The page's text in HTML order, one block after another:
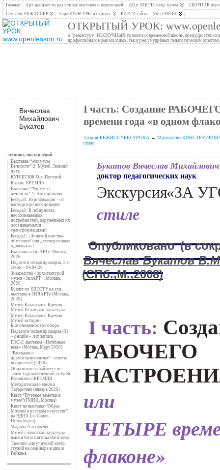
Главная Арт-дайджесты различных выставок и вернисажей ДО и ПОСЛЕ откр. урока
СБОРНИК
Сам себе РЕЖИССЁР
Парк КУЛЬТУРЫ и отдыха КАРТА сайта Узел СВЯЗИ
ОТКРЫТЫЙ УРОК:
о "режиссуре" НЕСКУЧНЫХ уроков в современной школе, премудростях
профессионалов (как молодых, так и уже умудрёных педагогическим опытом)
Вячеслав
Михайлович
Букатов
летопись поступлений
Выставка “Формулы
Вечности”:2: Музей. Зимний
путь
КУНШТЮК Оли Пеговой
Казань. КРЕМЛЬ
Выставка “Формулы
вечности”:1: Холодильник
Беседа3: Игрофикация – от
восторга до негодования
Беседа2: В лабиринтах
неосознаваемых
потребностей, окружённых их
осознаваемыми
трансформациями
Беседа1: «Золотой ключик»
обучения? или дегенеративная
«движуха»?
Выставка в ЗилАРТе, Москва
2026
Педагогическая прожарка, 3-й
сезон – 04.04.26
Знакомство с архитектурой
музея «ЗилАРТ». Москва,
2026
Буклет по КВЕСТУ на худ.
выставке в ЗИЛАРТе (Москва,
2026)
Музеи Казанского Кремля:
Музей Исламской культуры
Музеи Казанского Кремля:
Музей истории
Благовещенского собора
Педагогическая прожарка (3)
– онлайн – лит. запись
ГЭС-2: выставка «Нетёмные
века» (Москва, Март 2026)
“Расскажи о
драмогерменевтике”: ответы
нейросетей (2026)
Образовательный квест по
залам художественной галереи
Казанского КРЕМЛЯ
Методическая неделя в
Татарстане (январь 2026)
Квест “Путевые заметки в
музее”(ГМИИ, Москва)
Квест на выставке “Образ
Москвы в русском искусстве”
на ВДНХ (из Санкт-
Петербурга)
Усадьба Алтуфьево
Музей славянской культуры
имени Константина Васильева
Тренинг для учителей театр.
студий на семинаре в школе
Райкина
I часть: Создание
времени года «в одном
Теория РЕЖИССУРЫ УРОКА→ Мастерство
стиле
Букатов Вячеслав Михайлович
доктор педагогических наук
Экскурсия
«ЗА
стиле
Опубликовано(в
Вячеслав Букатов
(СПб.,М.,2008)
I часть:
РАБОЧЕГО
или
ЧЕТЫРЕ
флаконе»